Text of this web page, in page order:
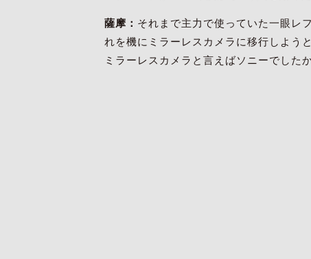
薩摩： それまで主力で使っていた一眼レ
れを機にミラーレスカメラに移行しよう
ミラーレスカメラと言えばソニーでした